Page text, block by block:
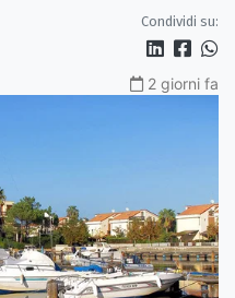
Condividi su:
2 giorni fa